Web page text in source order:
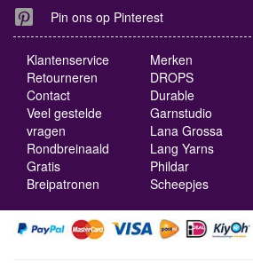
Pin ons op Pinterest
Klantenservice
Retourneren
Contact
Veel gestelde
vragen
Rondbreinaald
Gratis
Breipatronen
Merken
DROPS
Durable
Garnstudio
Lana Grossa
Lang Yarns
Phildar
Scheepjes